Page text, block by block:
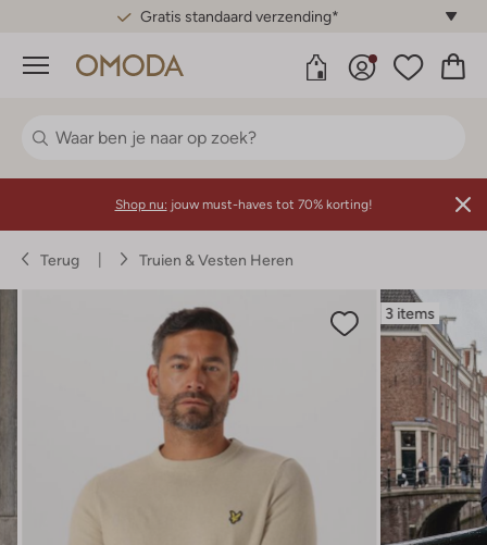
Gratis standaard verzending*
Menu
Shop nu: jouw must-haves tot 70% korting!
Terug Truien & Vesten Heren
3 items